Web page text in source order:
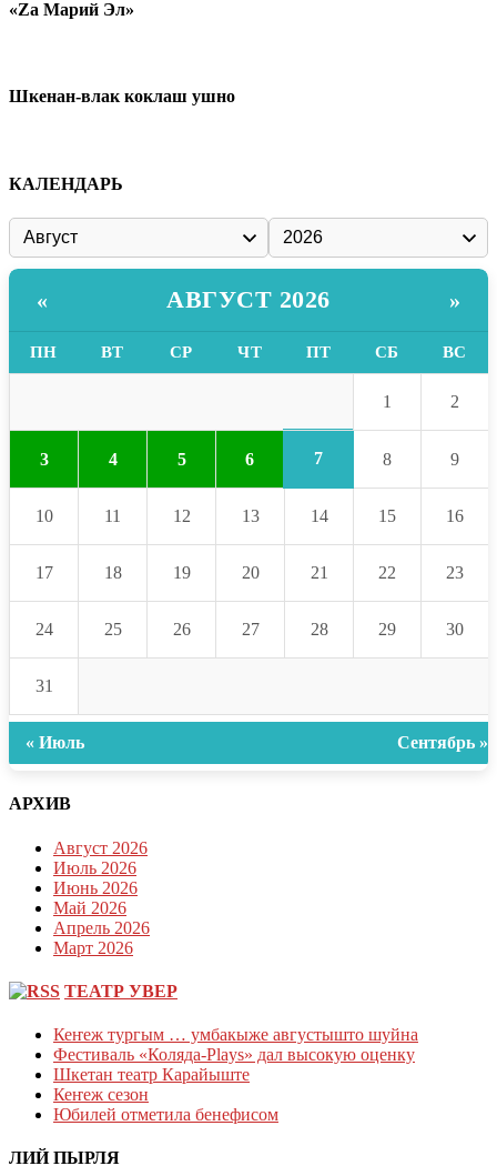
«Zа Марий Эл»
Шкенан-влак коклаш ушно
КАЛЕНДАРЬ
« АВГУСТ 2026 »
ПН ВТ СР ЧТ ПТ СБ ВС
1 2
3 4 5 6 7 8 9
10 11 12 13 14 15 16
17 18 19 20 21 22 23
24 25 26 27 28 29 30
31
« Июль Сентябрь »
АРХИВ
Август 2026
Июль 2026
Июнь 2026
Май 2026
Апрель 2026
Март 2026
ТЕАТР УВЕР
Кеҥеж тургым … умбакыже августышто шуйна
Фестиваль «Коляда-Plays» дал высокую оценку
Шкетан театр Карайыште
Кеҥеж сезон
Юбилей отметила бенефисом
ЛИЙ ПЫРЛЯ